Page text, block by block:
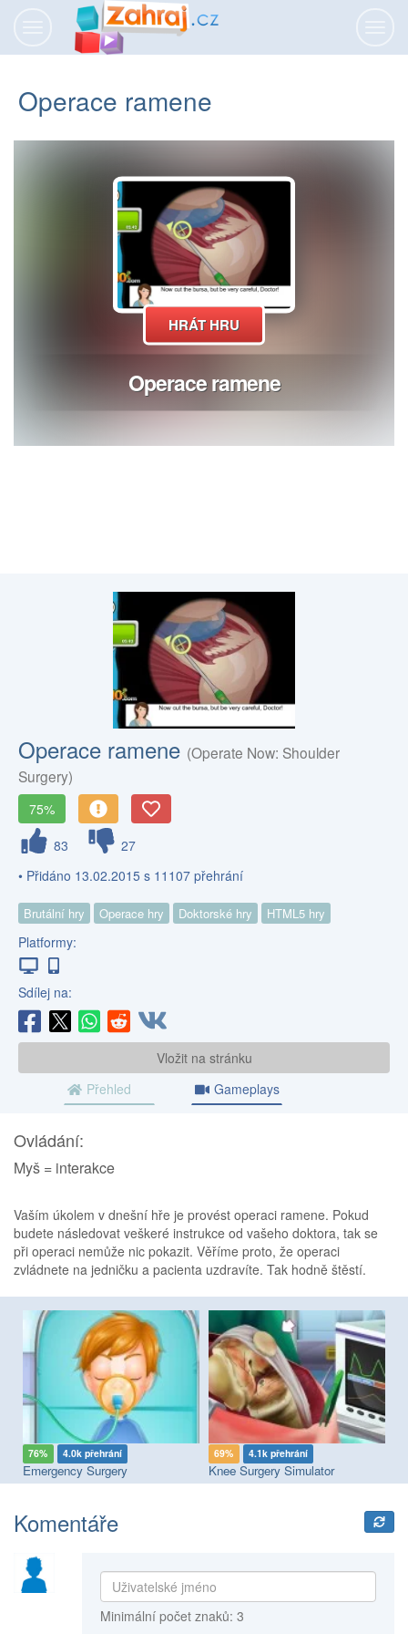
Operace ramene
Operace ramene (Operate Now: Shoulder
Surgery)
75%
83
27
• Přidáno 13.02.2015 s 11107 přehrání
Brutální hry Operace hry Doktorské hry HTML5 hry
Platformy:
Sdílej na:
Vložit na stránku
Přehled
Gameplays
Ovládání:
Myš = interakce
Vaším úkolem v dnešní hře je provést operaci ramene. Pokud
budete následovat veškeré instrukce od vašeho doktora, tak se
při operaci nemůže nic pokazit. Věříme proto, že operaci
zvládnete na jedničku a pacienta uzdravíte. Tak hodně štěstí.
76% 4.0k přehrání
Emergency Surgery
69% 4.1k přehrání
Knee Surgery Simulator
Komentáře
Minimální počet znaků: 3